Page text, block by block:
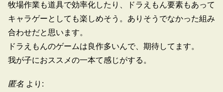
牧場作業も道具で効率化したり、ドラえもん要素もあって
キャラゲーとしても楽しめそう。ありそうでなかった組み
合わせだと思います。
ドラえもんのゲームは良作多いんで、期待してます。
我が子におススメの一本て感じがする。
匿名 より: